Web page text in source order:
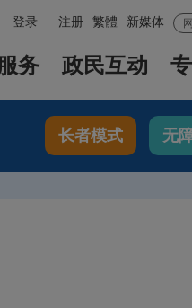
新媒体
繁體
登录 注册
务 政民互动
长者模式 无